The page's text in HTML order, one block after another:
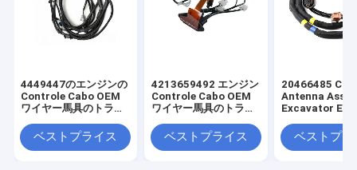
4449447のエンジンの
Controle Cabo OEM
ワイヤー馬具のトラッ
ベストプライス
4213659492 エンジン
Controle Cabo OEM
ワイヤー馬具のトラッ
ベストプライス
20466485
Antenna
Excavator
Harness
ベストプラ